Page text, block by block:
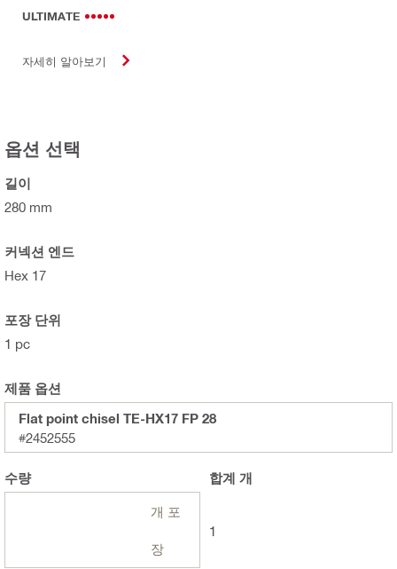
ULTIMATE
자세히 알아보기
옵션 선택
길이
280 mm
커넥션 엔드
Hex 17
포장 단위
1 pc
제품 옵션
Flat point chisel TE-HX17 FP 28
#2452555
수량
개 포
장
합계 개
1